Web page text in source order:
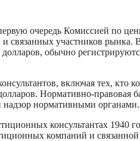
очередь Комиссией по
участников
обычно
включая тех,
Нормативно-правовая
надзор нормативными органами.
консультантах 1940
компаний и связанной